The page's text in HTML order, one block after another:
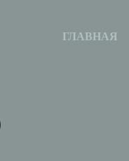
ГЛАВНАЯ